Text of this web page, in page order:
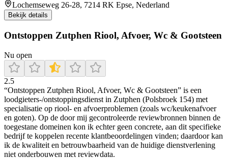
Lochemseweg 26-28, 7214 RK Epse, Nederland
Bekijk details
Ontstoppen Zutphen Riool, Afvoer, Wc & Gootsteen
Nu open
2.5
“Ontstoppen Zutphen Riool, Afvoer, Wc & Gootsteen” is een
loodgieters-/ontstoppingsdienst in Zutphen (Polsbroek 154) met
specialisatie op riool- en afvoerproblemen (zoals wc/keukenafvoer
en goten). Op de door mij gecontroleerde reviewbronnen binnen de
toegestane domeinen kon ik echter geen concrete, aan dit specifieke
bedrijf te koppelen recente klantbeoordelingen vinden; daardoor kan
ik de kwaliteit en betrouwbaarheid van de huidige dienstverlening
niet onderbouwen met reviewdata.